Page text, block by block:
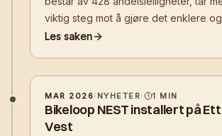
viktig steg mot å gjøre det enklere
beboere å velge sykkelen i
Les saken
MAR 2026· NYHETER· 1 MIN
Bikeloop NEST installert på
Vest